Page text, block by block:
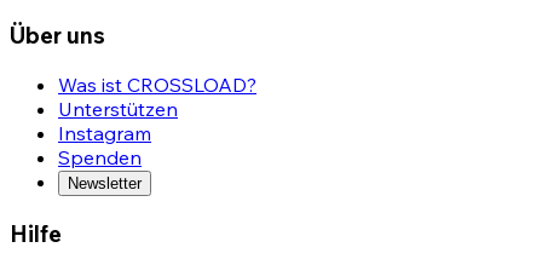
Über uns
Was ist CROSSLOAD?
Unterstützen
Instagram
Spenden
Newsletter
Hilfe